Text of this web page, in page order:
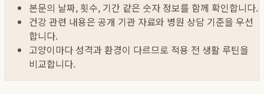
본문의 날짜, 횟수, 기간 같은 숫자 정보를 함께 확인합니다.
건강 관련 내용은 공개 기관 자료와 병원 상담 기준을 우선
합니다.
고양이마다 성격과 환경이 다르므로 적용 전 생활 루틴을
비교합니다.